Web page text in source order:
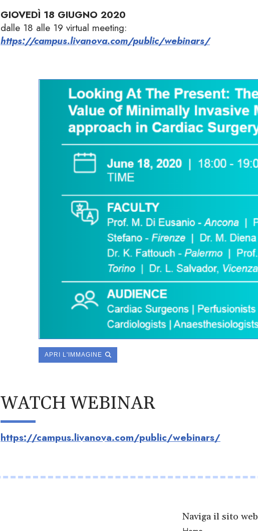
GIOVEDÌ 18 GIUGNO 2020
dalle 18 alle 19 virtual meeting:
https://campus.livanova.com/public/webinars/
APRI L'IMMAGINE
WATCH WEBINAR
https://campus.livanova.com/public/webinars/
Naviga il sito web